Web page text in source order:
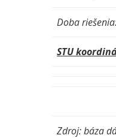
Doba
STU
Zdroj: báza